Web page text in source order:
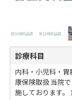
診療科目
内科・小児科・
康保険取扱 当院
施しております。